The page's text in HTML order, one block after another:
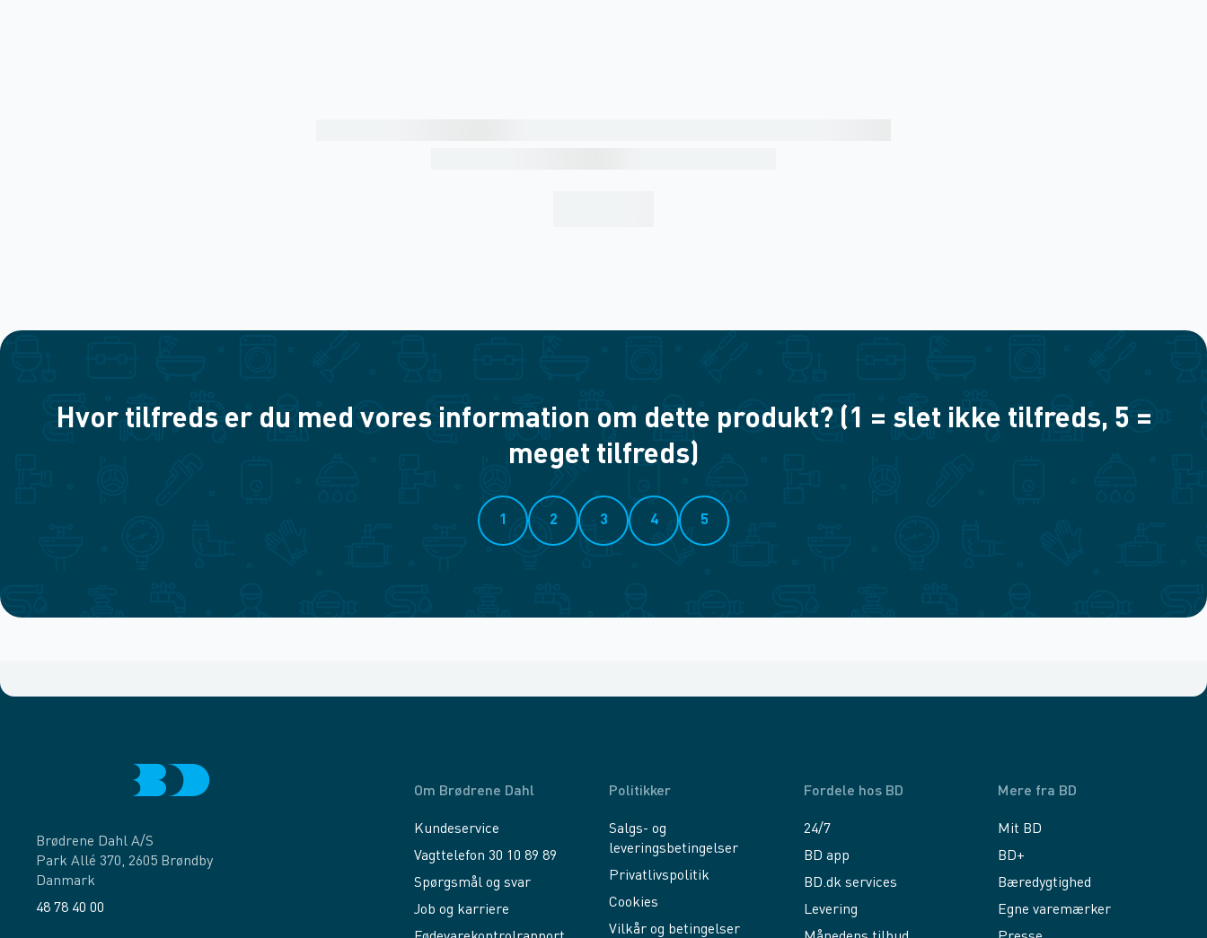
Hvor tilfreds er du med vores information om dette produkt? (1 = slet ikke tilfreds, 5 =
meget tilfreds)
1 2 3 4 5
Brødrene Dahl A/S
Park Allé 370, 2605 Brøndby
Danmark
48 78 40 00
Om Brødrene Dahl
Kundeservice
Vagttelefon 30 10 89 89
Spørgsmål og svar
Job og karriere
Politikker
Salgs- og
leveringsbetingelser
Privatlivspolitik
Cookies
Vilkår og betingelser
Fordele hos BD
24/7
BD app
BD.dk services
Levering
Mere fra BD
Mit BD
BD+
Bæredygtighed
Egne varemærker